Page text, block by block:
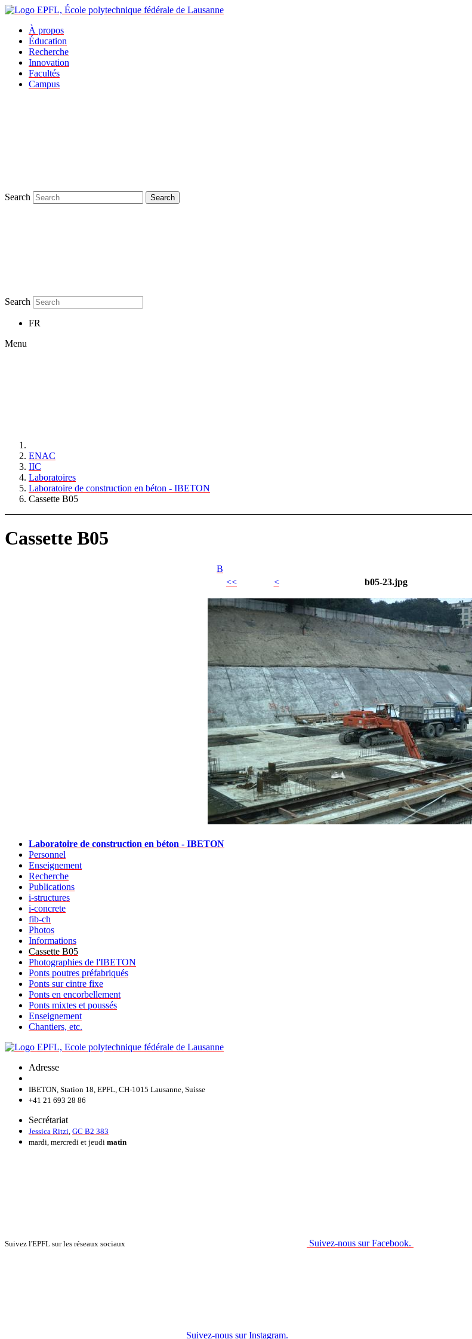
À propos
Éducation
Recherche
Innovation
Facultés
Campus
Search Search
Search
FR
Menu
ENAC
IIC
Laboratoires
Laboratoire de construction en béton - IBETON
Cassette B05
Cassette B05
B
<<
< b05-23.jpg
Laboratoire de construction en béton - IBETON
Personnel
Enseignement
Recherche
Publications
i-structures
i-concrete
fib-ch
Photos
Informations
Cassette B05
Photographies de l'IBETON
Ponts poutres préfabriqués
Ponts sur cintre fixe
Ponts en encorbellement
Ponts mixtes et poussés
Enseignement
Chantiers, etc.
Adresse
IBETON, Station 18, EPFL, CH-1015 Lausanne, Suisse
+41 21 693 28 86
Secrétariat
Jessica Ritzi GC B2 383
mardi, mercredi et jeudi matin
Suivez l'EPFL sur les réseaux sociaux Suivez-nous sur Facebook.
Suivez-nous sur Instagram.